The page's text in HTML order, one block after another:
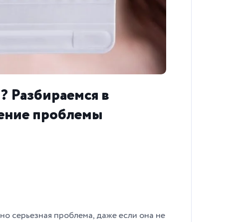
Разбираемся в
проблемы
серьезная проблема, даже если она не